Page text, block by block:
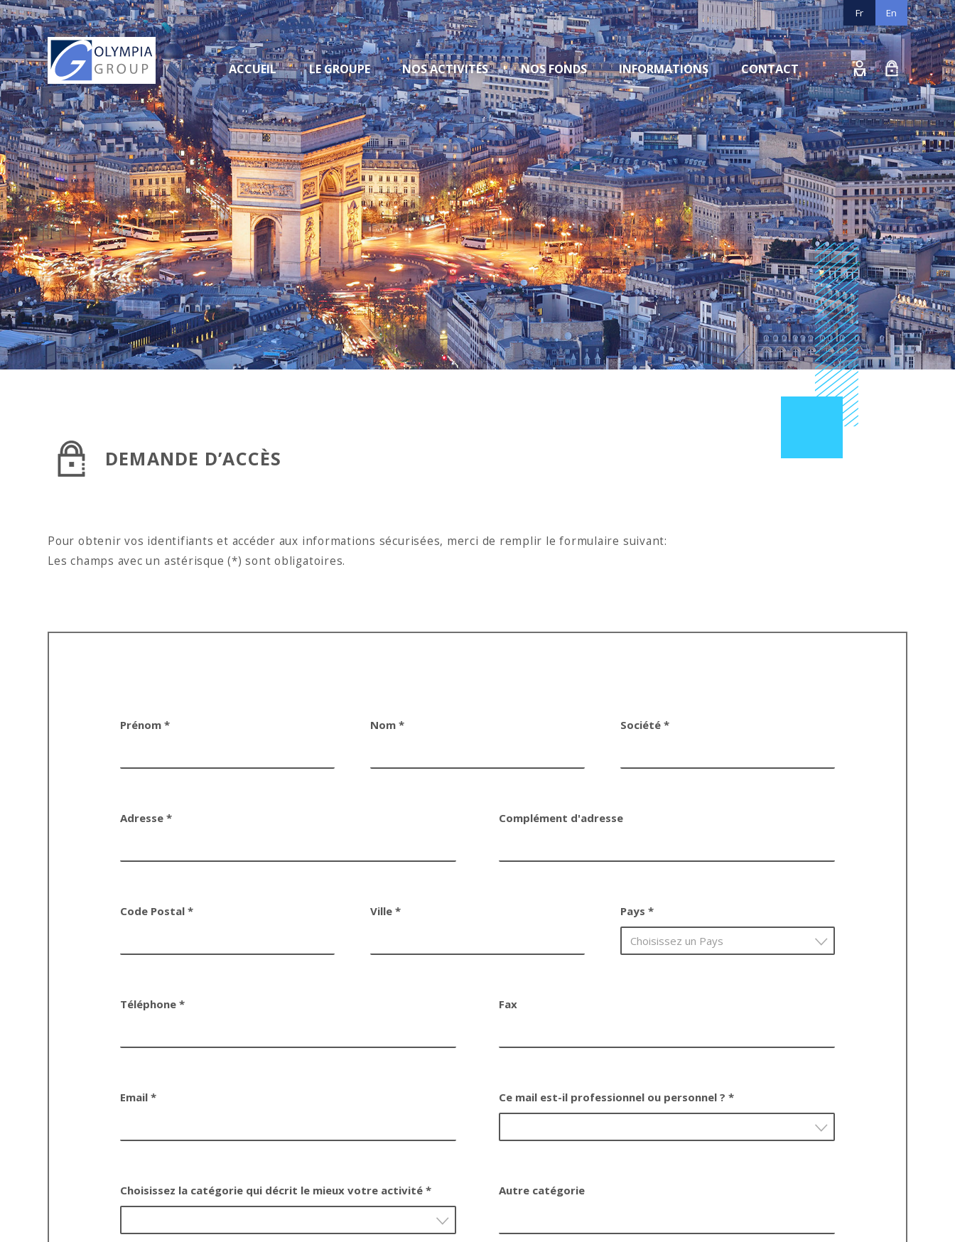
ACCUEIL LE GROUPE NOS ACTIVITÉS NOS FONDS INFORMATIONS CONTACT
Fr En
DEMANDE D’ACCÈS
Pour obtenir vos identifiants et accéder aux informations sécurisées, merci de remplir le formulaire suivant:
Les champs avec un astérisque (*) sont obligatoires.
Prénom * Nom * Société *
Adresse * Complément d'adresse
Code Postal * Ville * Pays *
Choisissez un Pays
Téléphone * Fax
Email * Ce mail est-il professionnel ou personnel ? *
Choisissez la catégorie qui décrit le mieux votre activité * Autre catégorie